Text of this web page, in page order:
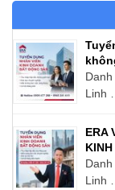
Linh …
ERA
Linh …